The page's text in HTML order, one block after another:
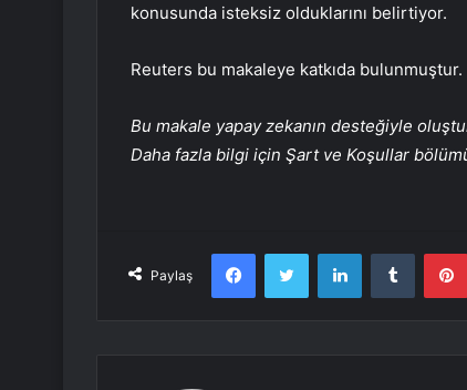
konusunda isteksiz olduklarını belirtiyor.
Reuters bu makaleye katkıda bulunmuştur.
Bu makale yapay zekanın desteğiyle
Daha fazla bilgi için Şart ve Koşullar
Paylaş
FacebookTwitter LinkedInTumblr